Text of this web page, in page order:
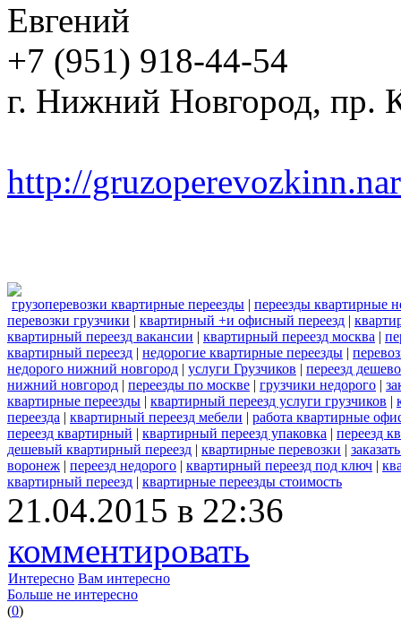
Евгений
+7 (951) 918-44-54
г. Нижний Новгород, пр.
http://
грузоперевозки квартирные переезды | переезды квартирные
перевозки грузчики | квартирный +и офисный переезд |
квартирный переезд вакансии | квартирный переезд москва |
квартирный переезд | недорогие квартирные переезды |
недорого нижний новгород | услуги Грузчиков | переезд дешево
нижний новгород | переезды по москве | грузчики недорого |
квартирные переезды | квартирный переезд услуги грузчиков |
переезда | квартирный переезд мебели | работа квартирные
переезд квартирный | квартирный переезд упаковка | переезд
дешевый квартирный переезд | квартирные перевозки |
воронеж | переезд недорого | квартирный переезд под ключ |
квартирный переезд | квартирные переезды стоимость
21.04.2015 в 22:36
комментировать
Интересно Вам интересно
Больше не интересно
(0)